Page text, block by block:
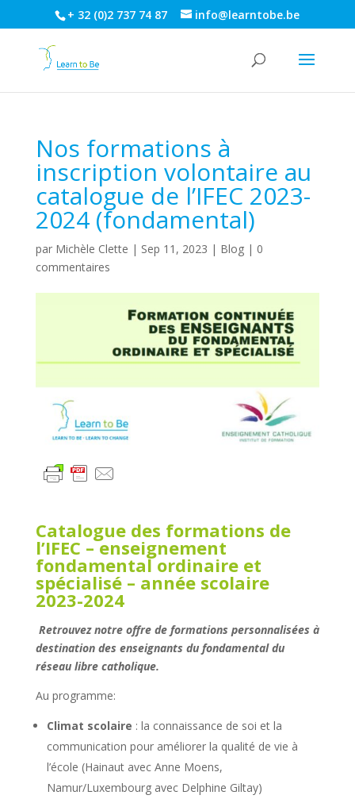
+ 32 (0)2 737 74 87 info@learntobe.be
Nos formations à
inscription volontaire au
catalogue de l’IFEC 2023-
2024 (fondamental)
par Michèle Clette | Sep 11, 2023 | Blog| 0
commentaires
Catalogue des formations de
l’IFEC – enseignement
fondamental ordinaire et
spécialisé – année scolaire
2023-2024
Retrouvez notre offre de formations personnalisées à
destination des enseignants du fondamental du
réseau libre catholique.
Au programme:
Climat scolaire : la connaissance de soi et la
communication pour améliorer la qualité de vie à
l’école (Hainaut avec Anne Moens,
Namur/Luxembourg avec Delphine Giltay)